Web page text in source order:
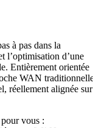
à pas dans la
l’optimisation d’une
Entièrement orientée
WAN
réellement alignée sur
vous :